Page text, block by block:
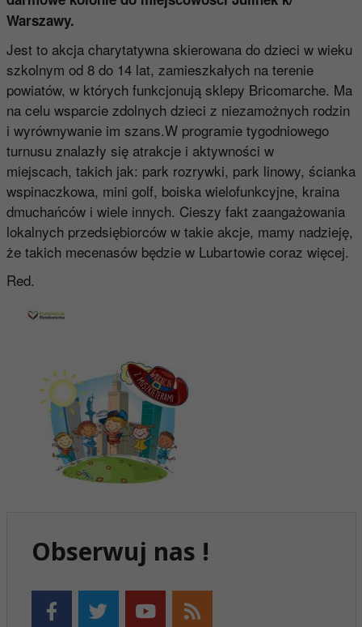
Warszawy.
Jest to akcja charytatywna skierowana do dzieci w wieku
szkolnym od 8 do 14 lat, zamieszkałych na terenie
powiatów, w których funkcjonują sklepy Bricomarche. Ma
na celu wsparcie zdolnych dzieci z niezamożnych rodzin
i wyrównywanie im szans.W programie tygodniowego
turnusu znalazły się atrakcje i aktywności w
miejscach, takich jak: park rozrywki, park linowy, ścianka
wspinaczkowa, mini golf, boiska wielofunkcyjne, kraina
dmuchańców i wiele innych. Cieszy fakt zaangażowania
lokalnych przedsiębiorców w takie akcje, mamy nadzieję,
że takich mecenasów będzie w Lubartowie coraz więcej.
Red.
Obserwuj nas !